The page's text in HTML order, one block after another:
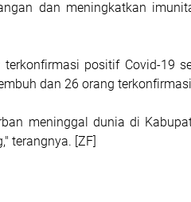
dan meningkatkan
terkonfirmasi positif Covid-19
dan 26 orang
meninggal dunia di
terangnya. [ZF]